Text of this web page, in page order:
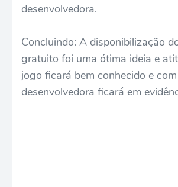
desenvolvedora.
Concluindo: A disponibilização
gratuito foi uma ótima ideia e
jogo ficará bem conhecido e
desenvolvedora ficará em